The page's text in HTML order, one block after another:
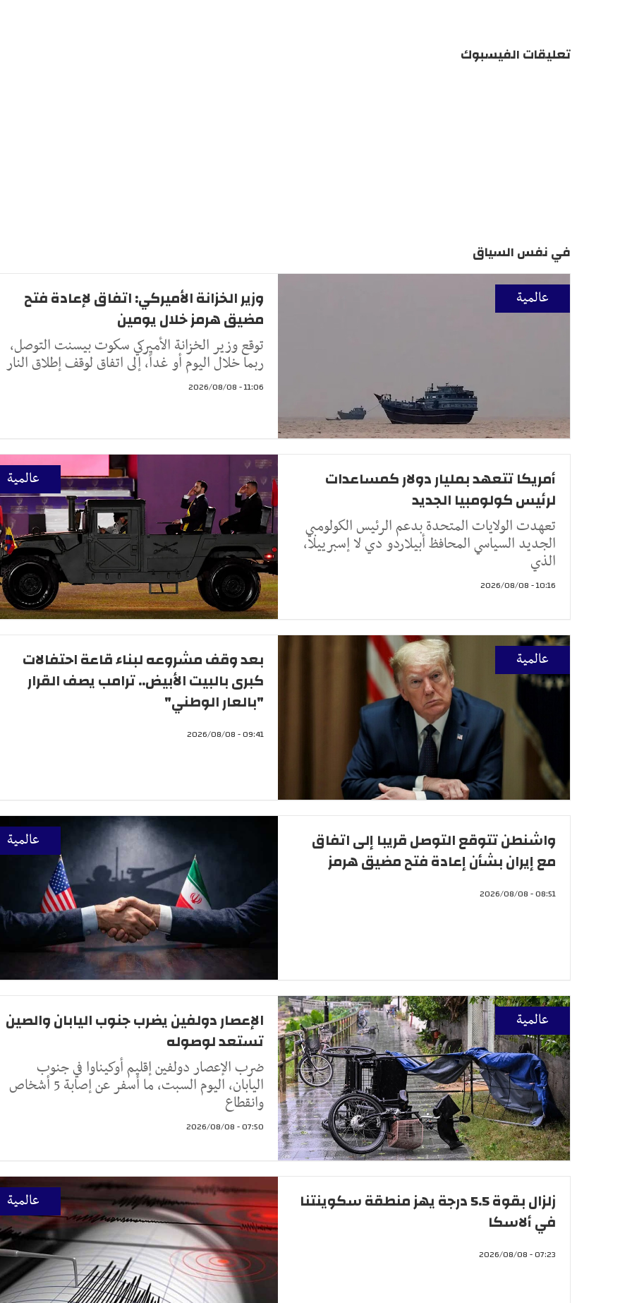
تعليقات الفيسبوك
في نفس السياق
عالمية
وزير الخزانة الأميركي: اتفاق لإعادة فتح
مضيق هرمز خلال يومين
توقع وزير الخزانة الأميركي سكوت بيسنت التوصل،
ربما خلال اليوم أو غداً، إلى اتفاق لوقف إطلاق النار
11:06 - 2026/08/08
عالمية
أمريكا تتعهد بمليار دولار كمساعدات
لرئيس كولومبيا الجديد
تعهدت الولايات المتحدة بدعم الرئيس الكولومبي
الجديد السياسي المحافظ أبيلاردو دي لا إسبرييلا،
الذي
10:16 - 2026/08/08
عالمية
بعد وقف مشروعه لبناء قاعة احتفالات
كبرى بالبيت الأبيض.. ترامب يصف القرار
"بالعار الوطني"
09:41 - 2026/08/08
عالمية
واشنطن تتوقع التوصل قريبا إلى اتفاق
مع إيران بشأن إعادة فتح مضيق هرمز
08:51 - 2026/08/08
عالمية
الإعصار دولفين يضرب جنوب اليابان والصين
تستعد لوصوله
ضرب الإعصار دولفين إقليم أوكيناوا في جنوب
اليابان، اليوم السبت، ما أسفر عن إصابة 5 أشخاص
وانقطاع
07:50 - 2026/08/08
عالمية
زلزال بقوة 5.5 درجة يهز منطقة سكوينتنا
في ألاسكا
07:23 - 2026/08/08